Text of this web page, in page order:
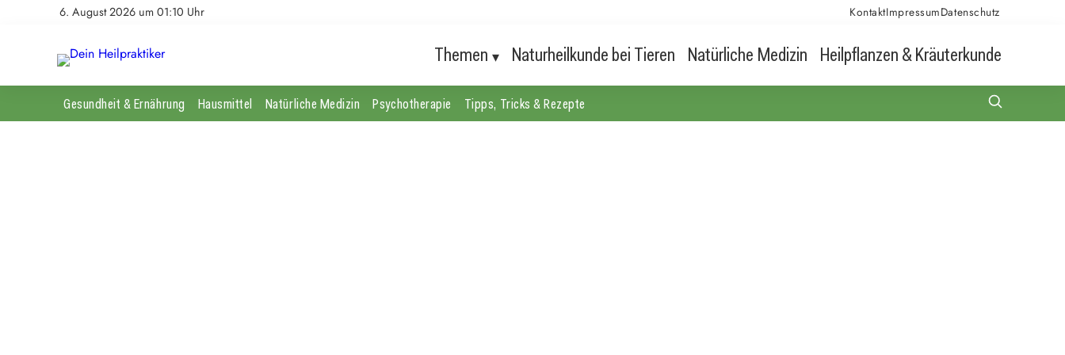
6. August 2026 um 01:10 Uhr KontaktImpressumDatenschutz
Themen Naturheilkunde bei Tieren Natürliche Medizin Heilpflanzen & Kräuterkunde
Gesundheit & Ernährung Hausmittel Natürliche Medizin Psychotherapie Tipps, Tricks & Rezepte